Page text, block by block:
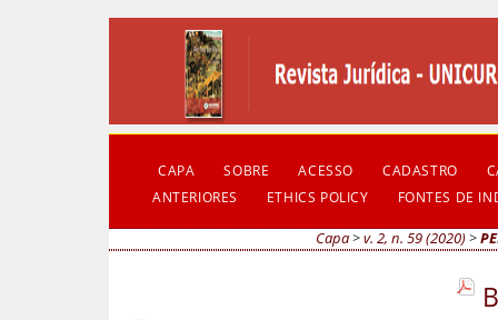
CAPA SOBRE ACESSO CADASTRO
ANTERIORES
ETHICS POLICY FONTES DE
Capa>v. 2, n. 59 (2020)>